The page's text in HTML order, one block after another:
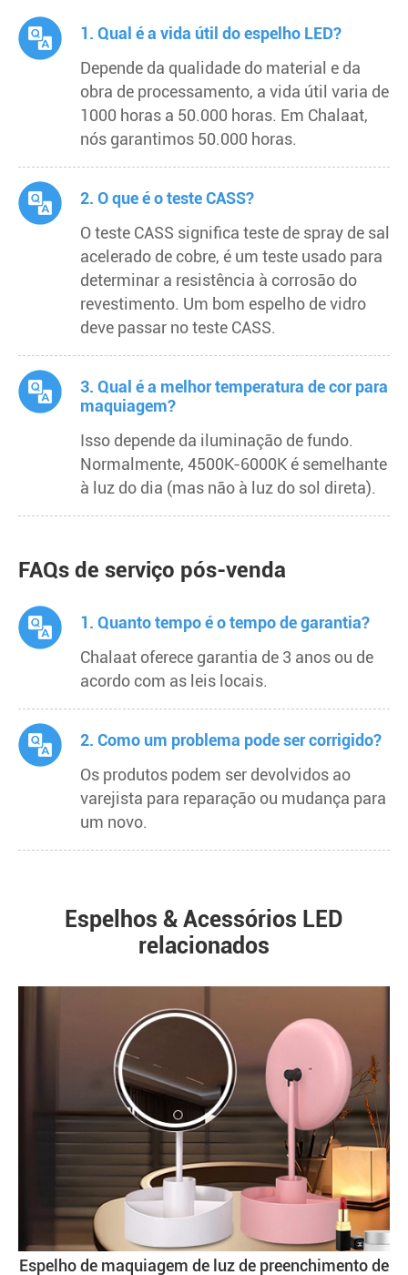
1. Qual é a vida útil do espelho LED?
Depende da qualidade do material e da
obra de processamento, a vida útil varia de
1000 horas a 50.000 horas. Em Chalaat,
nós garantimos 50.000 horas.
2. O que é o teste CASS?
O teste CASS significa teste de spray de sal
acelerado de cobre, é um teste usado para
determinar a resistência à corrosão do
revestimento. Um bom espelho de vidro
deve passar no teste CASS.
3. Qual é a melhor temperatura de cor para
maquiagem?
Isso depende da iluminação de fundo.
Normalmente, 4500K-6000K é semelhante
à luz do dia (mas não à luz do sol direta).
FAQs de serviço pós-venda
1. Quanto tempo é o tempo de garantia?
Chalaat oferece garantia de 3 anos ou de
acordo com as leis locais.
2. Como um problema pode ser corrigido?
Os produtos podem ser devolvidos ao
varejista para reparação ou mudança para
um novo.
Espelhos & Acessórios LED
relacionados
Espelho de maquiagem de luz de preenchimento de